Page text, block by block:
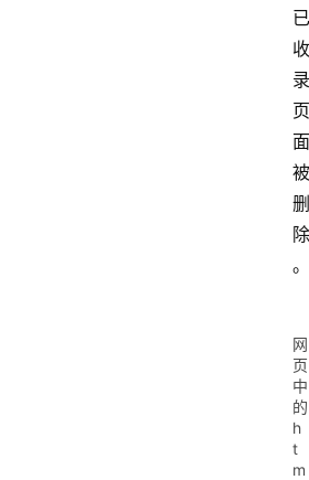
已
收
录
页
面
被
删
除
。
网
页
中
的
h
t
m